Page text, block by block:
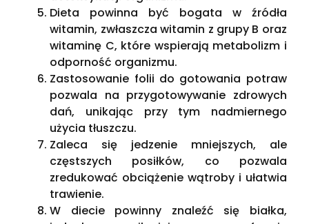
Dieta powinna być bogata w źródła
witamin, zwłaszcza witamin z grupy B oraz
witaminę C, które wspierają metabolizm i
odporność organizmu.
Zastosowanie folii do gotowania potraw
pozwala na przygotowywanie zdrowych
dań, unikając przy tym nadmiernego
użycia tłuszczu.
Zaleca się jedzenie mniejszych, ale
częstszych posiłków, co pozwala
zredukować obciążenie wątroby i ułatwia
trawienie.
W diecie powinny znaleźć się białka,